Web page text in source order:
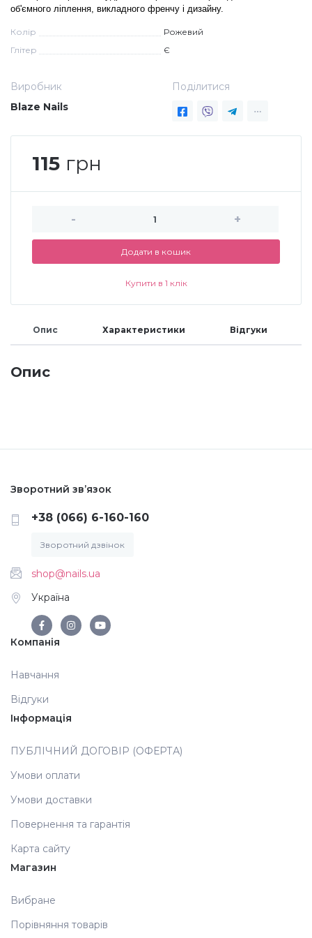
Наліпки гнучкі лінії
Втирки
Блискітки (пісок для нігтів)
Меланж (цукровий ефект)
Інші прикраси
Фарби для розпису
Навчання
об'ємного ліплення, викладного френчу і дизайну.
Колір
Рожевий
Глітер
Є
Виробник
Blaze Nails
Поділитися
115 грн
- +
Додати в кошик
Купити в 1 клік
Опис Характеристики Відгуки
Опис
Зворотний зв’язок
+38 (066) 6-160-160
Зворотний дзвінок
shop@nails.ua
Україна
Компанія
Навчання
Відгуки
Інформація
ПУБЛІЧНИЙ ДОГОВІР (ОФЕРТА)
Умови оплати
Умови доставки
Повернення та гарантія
Карта сайту
Магазин
Вибране
Порівняння товарів